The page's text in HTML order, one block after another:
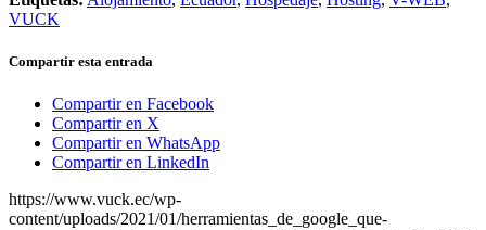
VUCK
Compartir esta entrada
Compartir en Facebook
Compartir en X
Compartir en WhatsApp
Compartir en LinkedIn
https://www.vuck.ec/wp-
content/uploads/2021/01/herramientas_de_google_que-